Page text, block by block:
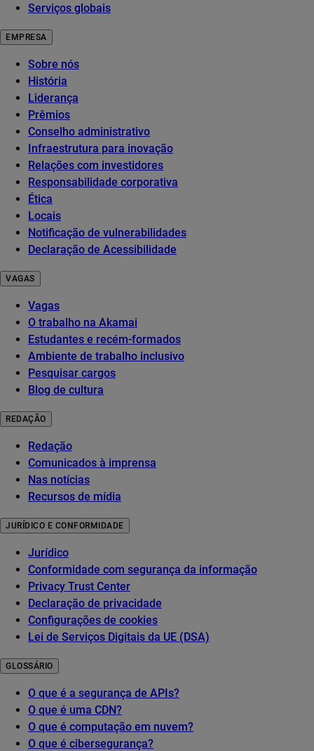
Serviços globais
EMPRESA
Sobre nós
História
Liderança
Prêmios
Conselho administrativo
Infraestrutura para inovação
Relações com investidores
Responsabilidade corporativa
Ética
Locais
Notificação de vulnerabilidades
Declaração de Acessibilidade
VAGAS
Vagas
O trabalho na Akamai
Estudantes e recém-formados
Ambiente de trabalho inclusivo
Pesquisar cargos
Blog de cultura
REDAÇÃO
Redação
Comunicados à imprensa
Nas notícias
Recursos de mídia
JURÍDICO E CONFORMIDADE
Jurídico
Conformidade com segurança da informação
Privacy Trust Center
Declaração de privacidade
Configurações de cookies
Lei de Serviços Digitais da UE (DSA)
GLOSSÁRIO
O que é a segurança de APIs?
O que é uma CDN?
O que é computação em nuvem?
O que é cibersegurança?